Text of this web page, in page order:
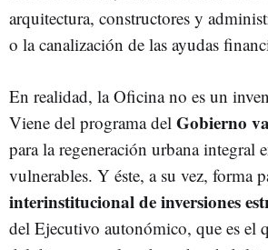
arquitectura, constructores y
o la canalización de las ayudas
En realidad, la Oficina no es un
Viene del programa del Gobierno
para la regeneración urbana integral
vulnerables. Y éste, a su vez, forma
interinstitucional de inversiones
del Ejecutivo autonómico, que es el